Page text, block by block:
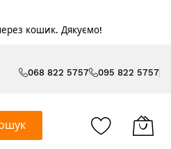
кошик. Дякуємо!
068 822 5757 095 822 5757